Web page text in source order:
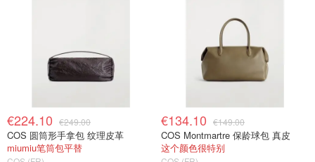
€224.10 €249.00
COS 圆筒形手拿包 纹理皮革
miumiu笔筒包平替
€134.10 €149.00
COS Montmartre 保龄球包 真皮
这个颜色很特别